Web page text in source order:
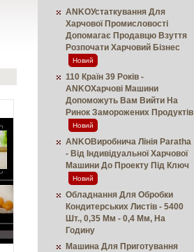
ANKOУстаткування Для
Харчової Промисловості
Допомагає Продавцю Взуття
Розпочати Харчовий Бізнес
Новий
110 Країн 39 Років -
ANKOХарчові Машини
Допоможуть Вам Вийти На
Ринок Заморожених Продуктів
Новий
ANKOВиробнича Лінія Paratha
- Від Індивідуальної Харчової
Машини До Проекту Під Ключ
Новий
Обладнання Для Обробки
Кондитерських Листів - 5400
Шт., 0,35 Мм - 0,4 Мм, На
Годину
Машина Для Приготування